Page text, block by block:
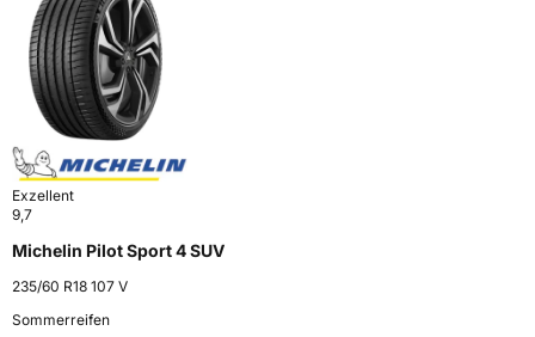
Exzellent
9,7
Michelin Pilot Sport 4 SUV
235/60 R18 107 V
Sommerreifen